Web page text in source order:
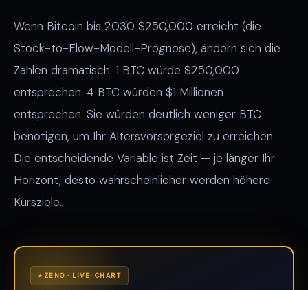
Wenn Bitcoin bis 2030 $250,000 erreicht (die
Stock-to-Flow-Modell-Prognose), ändern sich die
Zahlen dramatisch. 1 BTC würde $250,000
entsprechen. 4 BTC würden $1 Millionen
entsprechen. Sie würden deutlich weniger BTC
benötigen, um Ihr Altersvorsorgeziel zu erreichen.
Die entscheidende Variable ist Zeit — je länger Ihr
Horizont, desto wahrscheinlicher werden höhere
Kursziele.
ZENO · LIVE-CHART